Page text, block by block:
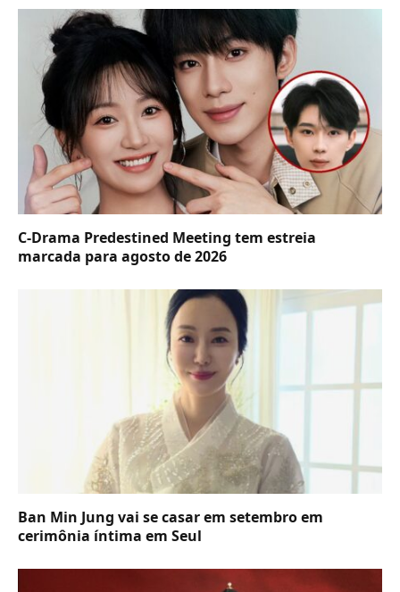
C-Drama Predestined Meeting tem estreia
marcada para agosto de 2026
Ban Min Jung vai se casar em setembro em
cerimônia íntima em Seul